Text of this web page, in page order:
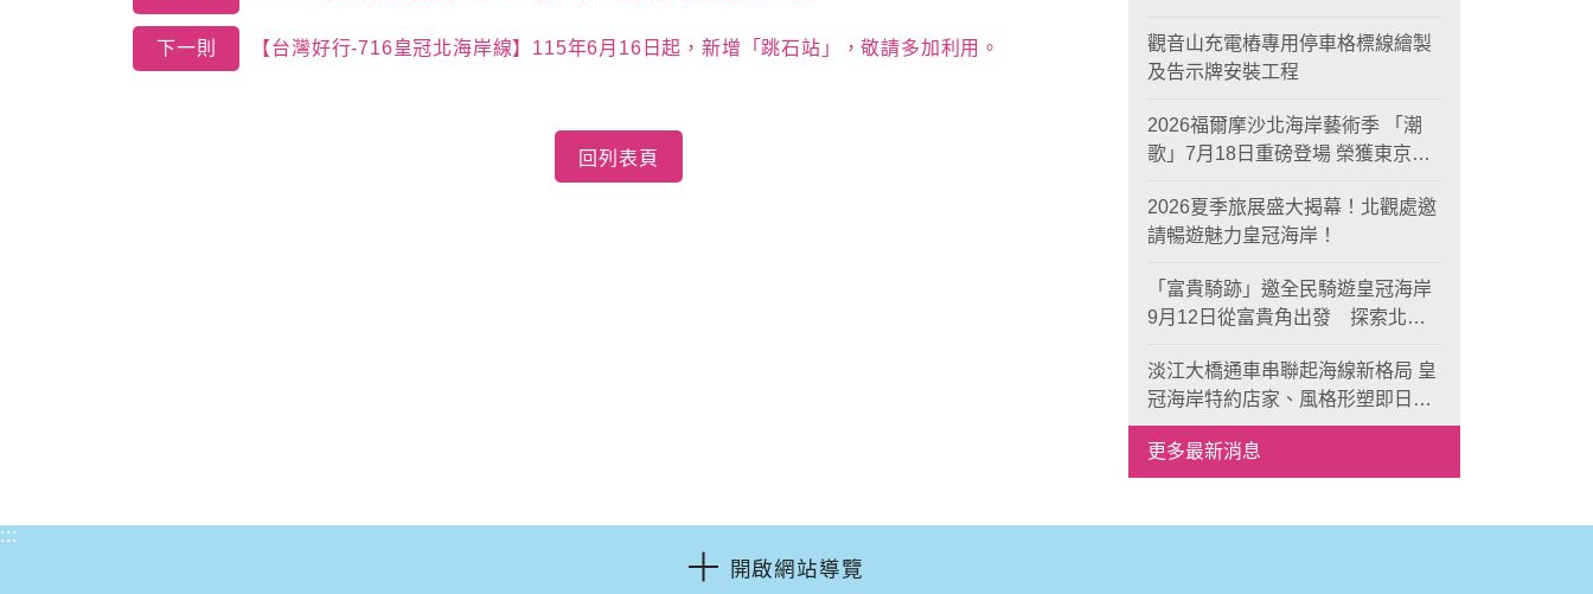
下一則 【台灣好行-716皇冠北海岸線】115年6月16日起，新增「跳石站」，敬請多加利用。
回列表頁
觀音山充電樁專用停車格標線繪製
及告示牌安裝工程
2026福爾摩沙北海岸藝術季 「潮
歌」7月18日重磅登場 榮獲東京設
2026夏季旅展盛大揭幕！北觀處邀
請暢遊魅力皇冠海岸！
「富貴騎跡」邀全民騎遊皇冠海岸
9月12日從富貴角出發 探索北海
淡江大橋通車串聯起海線新格局 皇
冠海岸特約店家、風格形塑即日起
開放報名
更多最新消息
:::
開啟網站導覽